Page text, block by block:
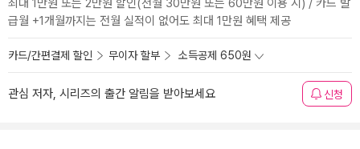
최대 1만원 또는 2만원 할인(전월 30만원 또는 60만원 이용 시) / 카드 발
급월 +1개월까지는 전월 실적이 없어도 최대 1만원 혜택 제공
카드/간편결제 할인 무이자 할부 소득공제 650원
관심 저자, 시리즈의 출간 알림을 받아보세요 신청